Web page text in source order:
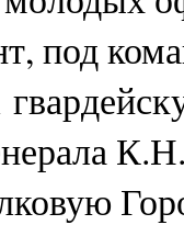
под